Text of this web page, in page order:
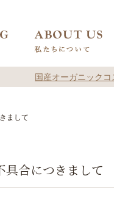
国産オーガニックコ
まして
具合につきまして